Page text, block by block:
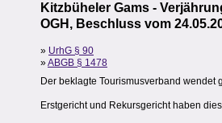
Kitzbüheler Gams -
OGH, Beschluss vom
» UrhG § 90
»ABGB § 1478
Der beklagte Tourismusverband
Erstgericht und Rekursgericht haben